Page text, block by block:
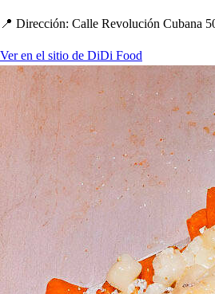
📍 Dirección: Calle Revolución Cubana
Ver en el sitio de DiDi Food